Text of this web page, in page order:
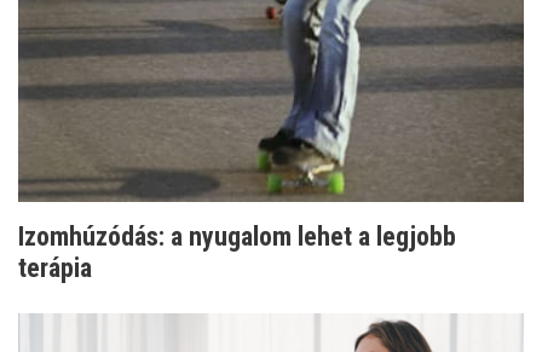
Izomhúzódás: a nyugalom lehet a legjobb
terápia